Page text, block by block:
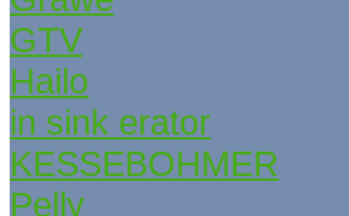
GTV
Hailo
in sink erator
KESSEBОHMER
Pelly